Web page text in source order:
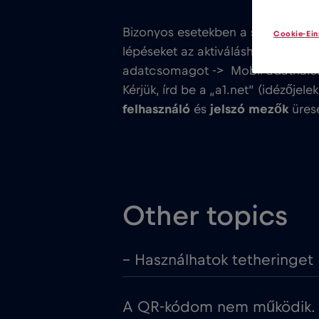
Bizonyos esetekben a
lépéseket az aktiváláshoz.
adatcsomagot ⁣⁣⁣-> ⁣⁣⁣ Mobil
Kérjük, írd be a „a1.net”
felhasználó és jelszó mezők
Other topics
– Használhatok tetheringet
A QR-kódom nem működik.
Cookie-